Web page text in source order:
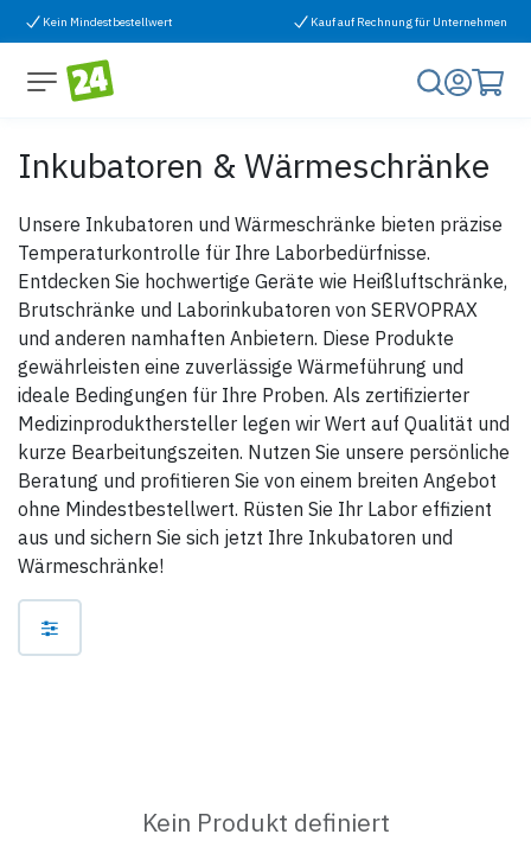
Zum Inhalt springen
Kein Mindestbestellwert Kauf auf Rechnung für Unternehmen
Inkubatoren & Wärmeschränke
Unsere Inkubatoren und Wärmeschränke bieten präzise
Temperaturkontrolle für Ihre Laborbedürfnisse.
Entdecken Sie hochwertige Geräte wie Heißluftschränke,
Brutschränke und Laborinkubatoren von SERVOPRAX
und anderen namhaften Anbietern. Diese Produkte
gewährleisten eine zuverlässige Wärmeführung und
ideale Bedingungen für Ihre Proben. Als zertifizierter
Medizinprodukthersteller legen wir Wert auf Qualität und
kurze Bearbeitungszeiten. Nutzen Sie unsere persönliche
Beratung und profitieren Sie von einem breiten Angebot
ohne Mindestbestellwert. Rüsten Sie Ihr Labor effizient
aus und sichern Sie sich jetzt Ihre Inkubatoren und
Wärmeschränke!
Kein Produkt definiert